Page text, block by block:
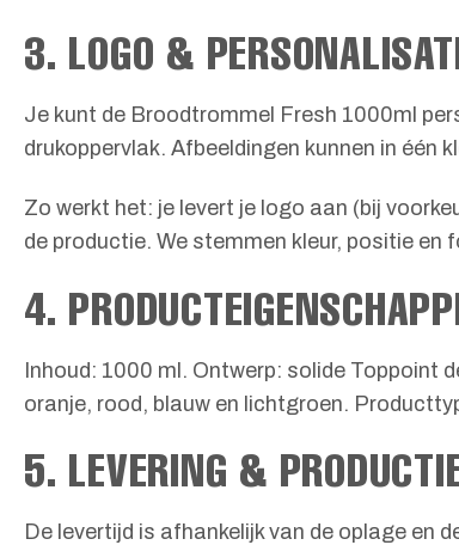
3. LOGO &
Je kunt de Broodtrommel Fresh 1000ml
drukoppervlak. Afbeeldingen kunnen in één
Zo werkt het: je levert je logo aan (bij
de productie. We stemmen kleur, positie
4.
Inhoud: 1000 ml. Ontwerp: solide Toppoint
oranje, rood, blauw en lichtgroen.
5. LEVERING &
De levertijd is afhankelijk van de oplage en